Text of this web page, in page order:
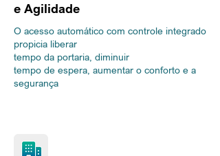
e Agilidade
O acesso automático com controle integrado
propicia liberar
tempo da portaria, diminuir
tempo de espera, aumentar o conforto e a
segurança